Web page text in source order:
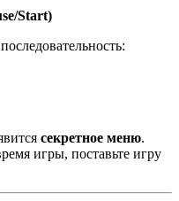
Start)
секретное меню.
игры, поставьте игру